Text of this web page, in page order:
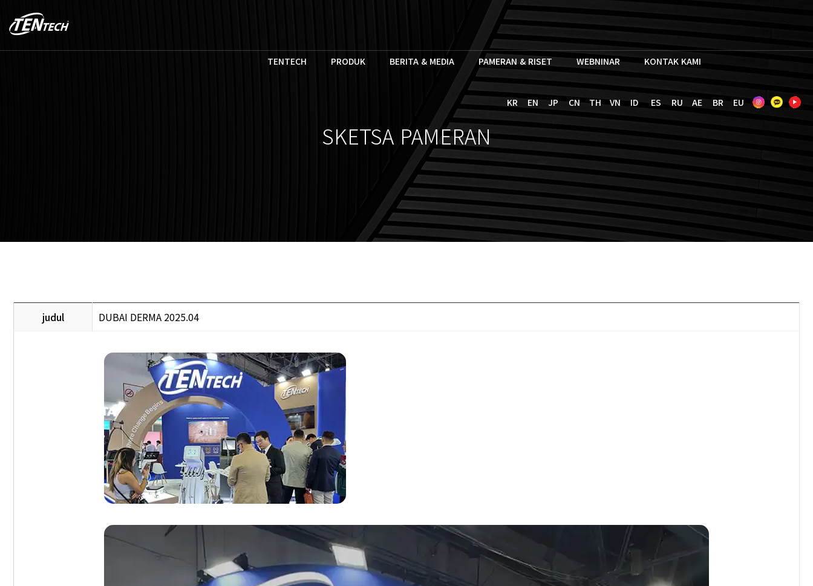
TENTECH PRODUK BERITA & MEDIA PAMERAN & RISET WEBNINAR KONTAK KAMI
KR EN JP CN TH VN ID ES RU AE BR EU
SKETSA PAMERAN
judul DUBAI DERMA 2025.04